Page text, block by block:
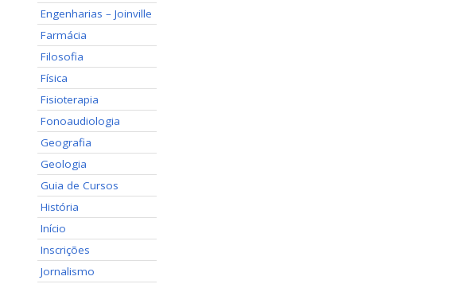
Engenharias – Joinville
Farmácia
Filosofia
Física
Fisioterapia
Fonoaudiologia
Geografia
Geologia
Guia de Cursos
História
Início
Inscrições
Jornalismo